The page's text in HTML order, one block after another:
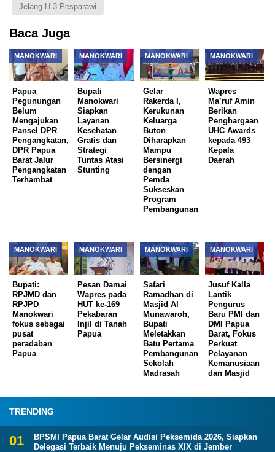
Jelang H-3 Pesparawi
Baca Juga
MANOKWARI
Papua
Pegunungan
Belum
Mengajukan
Pansel DPR
Pengangkatan,
DPR Papua
Barat Jalur
Pengangkatan
Terhambat
MANOKWARI
Bupati
Manokwari
Siapkan
Layanan
Kesehatan
Gratis dan
Strategi
Tuntas Atasi
Stunting
MANOKWARI
Gelar
Rakerda I,
Kerukunan
Keluarga
Buton
Diharapkan
Mampu
Bersinergi
dengan
Pemda
Sukseskan
Program
Pembangunan
MANOKWARI
Wapres
Ma’ruf Amin
Berikan
Penghargaan
UHC Awards
kepada 493
Kepala
Daerah
MANOKWARI
Bupati:
RPJMD dan
RPJPD
Manokwari
fokus sebagai
pusat
peradaban
Papua
MANOKWARI
Pesan Damai
Wapres pada
HUT ke-169
Pekabaran
Injil di Tanah
Papua
MANOKWARI
Safari
Ramadhan di
Masjid Al
Munawaroh,
Bupati
Meletakkan
Batu Pertama
Pembangunan
Sekolah
Madrasah
MANOKWARI
Jusuf Kalla
Lantik
Pengurus
Baru PMI dan
DMI Papua
Barat, Fokus
Perkuat
Pelayanan
Kemanusiaan
dan Masjid
TRENDING
BPSMI Papua Barat Gelar Audisi Peksemida 2026, Siapkan
Delegasi Terbaik Menuju Pekseminas XIX di Jember